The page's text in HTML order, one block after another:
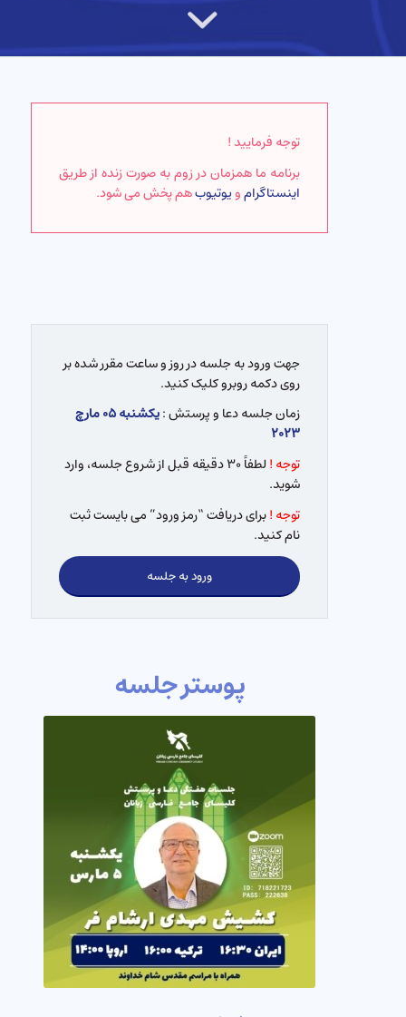
توجه فرمایید !
برنامه ما همزمان در زوم به صورت زنده از طریق
اینستاگرامویوتیوبهم پخش می شود.
جهت ورود به جلسه در روز و ساعت مقرر شده بر
روی دکمه روبرو کلیک کنید.
زمان جلسه دعا و پرستش :
یکشنبه ۰۵ مارچ
۲۰۲۳
توجه !
لطفاً ۳۰ دقیقه قبل از شروع جلسه، وارد
شوید.
توجه !برای دریافت “رمز ورود” می بایست ثبت
نام کنید.
ورود به جلسه
پوستر جلسه